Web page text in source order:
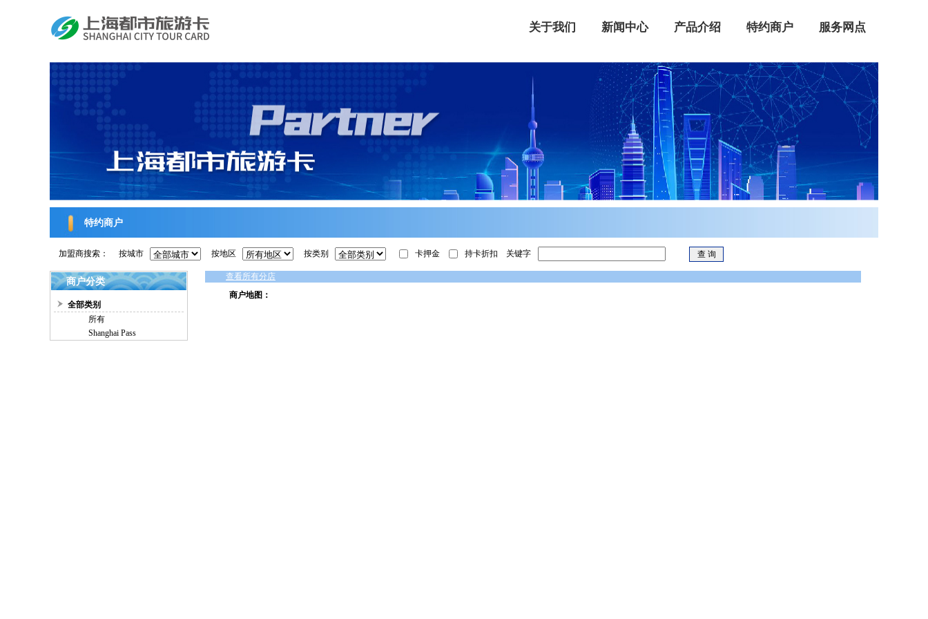
关于我们 新闻中心 产品介绍 特约商户 服务网点
特约商户
加盟商搜索： 按城市 按地区 按类别 卡押金 持卡折扣 关键字
商户分类
全部类别
所有
Shanghai Pass
查看所有分店
商户地图：